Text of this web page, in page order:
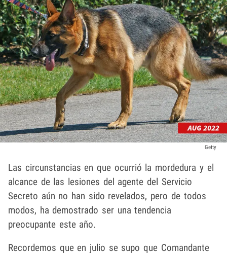
Getty
Las circunstancias en que ocurrió la mordedura y el
alcance de las lesiones del agente del Servicio
Secreto aún no han sido revelados, pero de todos
modos, ha demostrado ser una tendencia
preocupante este año.
Recordemos que en julio se supo que Comandante